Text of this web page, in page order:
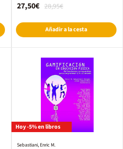
28,95€
27,50€
Añadir a la cesta
Hoy -5% en libros
Sebastiani, Enric M.